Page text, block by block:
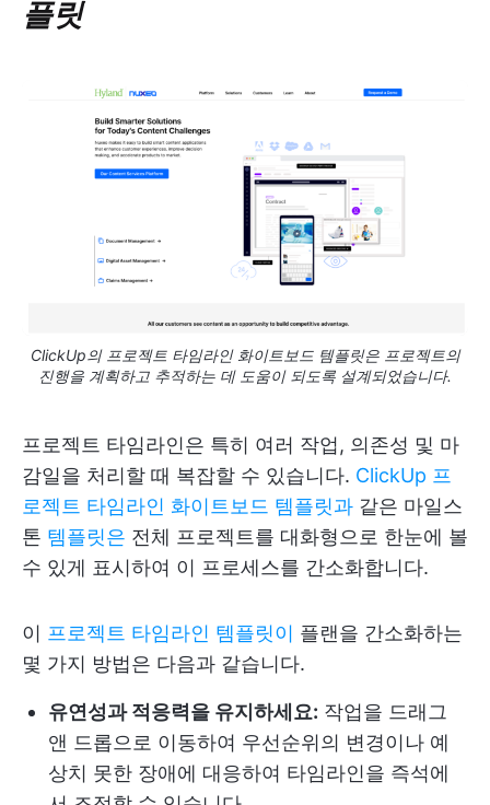
플릿
ClickUp의 프로젝트 타임라인 화이트보드 템플릿은 프로젝트의
진행을 계획하고 추적하는 데 도움이 되도록 설계되었습니다.
프로젝트 타임라인은 특히 여러 작업, 의존성 및 마
감일을 처리할 때 복잡할 수 있습니다. ClickUp 프
로젝트 타임라인 화이트보드 템플릿과 같은 마일스
톤 템플릿은 전체 프로젝트를 대화형으로 한눈에 볼
수 있게 표시하여 이 프로세스를 간소화합니다.
이 프로젝트 타임라인 템플릿이 플랜을 간소화하는
몇 가지 방법은 다음과 같습니다.
유연성과 적응력을 유지하세요: 작업을 드래그
앤 드롭으로 이동하여 우선순위의 변경이나 예
상치 못한 장애에 대응하여 타임라인을 즉석에